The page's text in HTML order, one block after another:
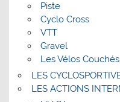
Piste
Cyclo Cross
VTT
Gravel
Les Vélos Couchés
LES
LES ACTIONS